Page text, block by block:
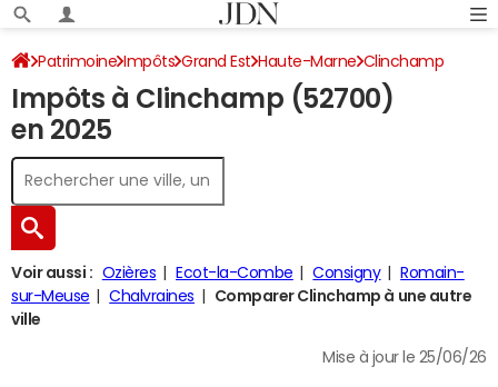
Patrimoine Impôts Grand Est Haute-Marne Clinchamp
Impôt sur le revenu
Impôts à Clinchamp (52700)
en 2025
Voir aussi : Ozières Ecot-la-Combe Consigny
Romain-
sur-Meuse
Chalvraines
Comparer Clinchamp à une autre
ville
Mise à jour le 25/06/26